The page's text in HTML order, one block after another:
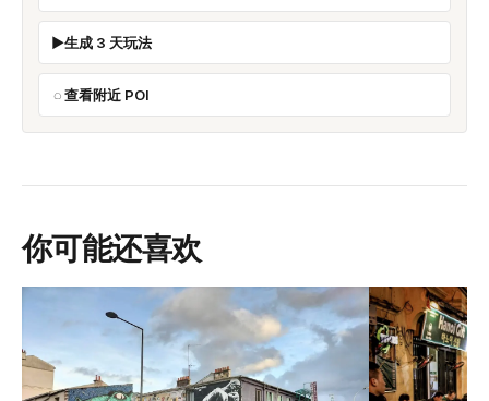
生成 3 天玩法
查看附近 POI
你可能还喜欢